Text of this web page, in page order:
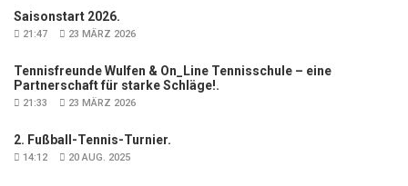
Saisonstart 2026.
21:47 23 MÄRZ 2026
Tennisfreunde Wulfen & On_Line Tennisschule – eine
Partnerschaft für starke Schläge!.
21:33 23 MÄRZ 2026
2. Fußball-Tennis-Turnier.
14:12 20 AUG. 2025